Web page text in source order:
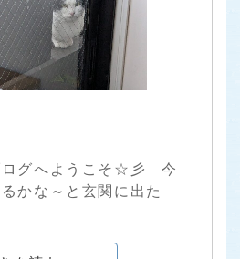
ログへようこそ☆彡 今
かな～と玄関に出た